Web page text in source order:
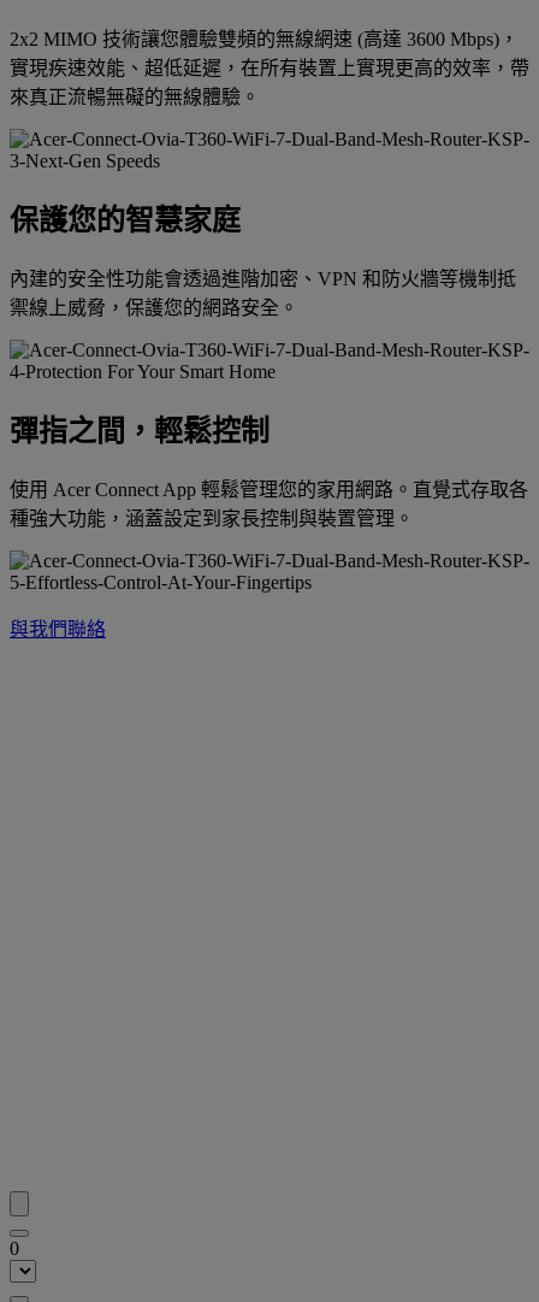
2x2 MIMO 技術讓您體驗雙頻的無線網速 (高達 3600 Mbps)，
實現疾速效能、超低延遲，在所有裝置上實現更高的效率，帶
來真正流暢無礙的無線體驗。
保護您的智慧家庭
內建的安全性功能會透過進階加密、VPN 和防火牆等機制抵
禦線上威脅，保護您的網路安全。
彈指之間，輕鬆控制
使用 Acer Connect App 輕鬆管理您的家用網路。直覺式存取各
種強大功能，涵蓋設定到家長控制與裝置管理。
與我們聯絡
0